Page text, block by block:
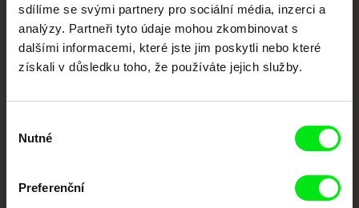
sdílíme se svými partnery pro sociální média, inzerci a
analýzy. Partneři tyto údaje mohou zkombinovat s
dalšími informacemi, které jste jim poskytli nebo které
získali v důsledku toho, že používáte jejich služby.
souhlasu
Nutné
Preferenční
posouvat hranice dokumentárního filmu, propagovat jeho rozmanitost a
podporovat kvalitní autorské filmy.
Členové Doc Alliance
DOK Leipzig